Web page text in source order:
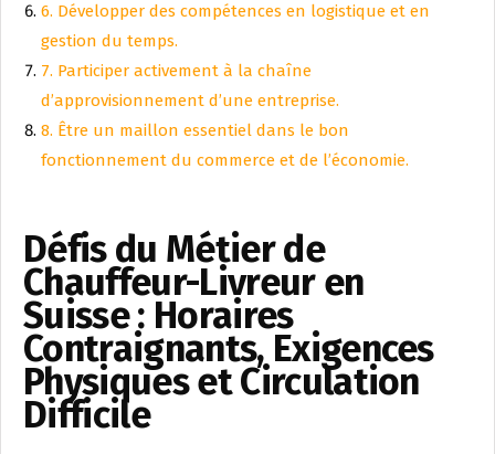
6. Développer des compétences en logistique et en
gestion du temps.
7. Participer activement à la chaîne
d’approvisionnement d’une entreprise.
8. Être un maillon essentiel dans le bon
fonctionnement du commerce et de l’économie.
Défis du Métier de
Chauffeur-Livreur en
Suisse : Horaires
Contraignants, Exigences
Physiques et Circulation
Difficile